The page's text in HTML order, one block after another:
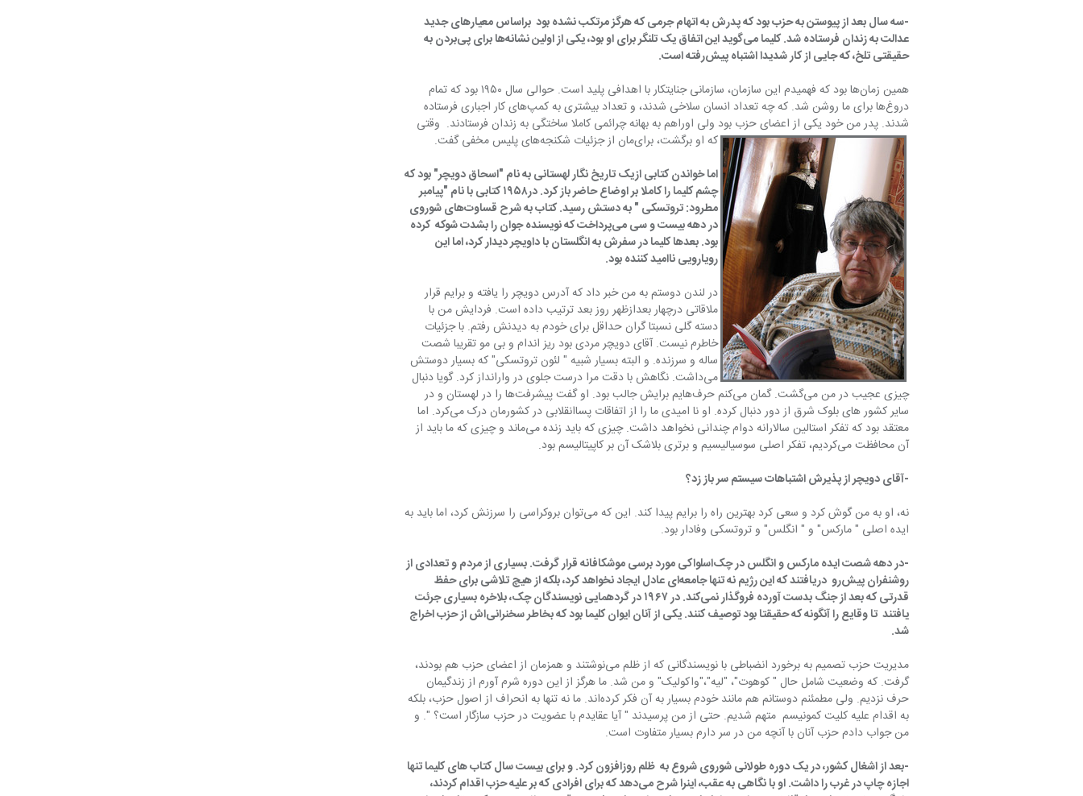
-سه سال بعد از پیوستن به حزب بود که پدرش به اتهام جرمی که هرگز مرتکب نشده بود  براساس معیارهای جدید
عدالت به زندان فرستاده شد. کلیما می‌گوید این اتفاق یک تلنگر برای او بود، یکی از اولین نشانه‌ها برای پی‌بردن به
حقیقتی تلخ، که جایی از کار شدیدا اشتباه پیش‌رفته است.
همین زمان‌ها بود که فهمیدم این سازمان، سازمانی جنایتکار با اهدافی پلید است. حوالی سال ۱۹۵۰ بود که تمام
دروغ‌ها برای ما روشن شد. که چه تعداد انسان‌ سلاخی شدند، و تعداد بیشتری به کمپ‌های کار اجباری فرستاده
شدند. پدر من خود یکی از اعضای حزب بود ولی اوراهم به بهانه چرائمی کاملا ساختگی به زندان فرستادند.  وقتی
که او برگشت، برای‌مان از جزئیات شکنجه‌های پلیس مخفی گفت.
اما خواندن کتابی ازیک تاریخ نگار لهستانی به نام "اسحاق دویچر" بود که
چشم کلیما را کاملا بر اوضاع حاضر باز کرد. در۱۹۵۸ کتابی با نام "پیامبر
مطرود: تروتسکی " به دستش رسید. کتاب به شرح قساوت‌های شوروی
در دهه بیست و سی می‌پرداخت که نویسنده جوان را بشدت شوکه  کرده
بود. بعد‌ها کلیما در سفرش به انگلستان با داویچر دیدار کرد، اما این
رویارویی ناامید کننده بود.
در لندن دوستم به من خبر داد که آدرس دویچر را یافته و برایم قرار
ملاقاتی درچهار بعدازظهر روز بعد ترتیب داده است. فردایش من با
دسته گلی نسبتا گران حداقل برای خودم به دیدنش رفتم. با جزئیات
خاطرم نیست. آقای دویچر مردی بود ریز اندام و بی مو تقریبا شصت
ساله و سرزنده. و البته بسیار شبیه " لئون تروتسکی" که بسیار دوستش
می‌داشت. نگاهش با دقت مرا درست جلوی در وارانداز کرد. گویا دنبال
چیزی عجیب در من می‌گشت. گمان می‌کنم حرف‌هایم برایش جالب بود. او گفت پیشرفت‌ها را در لهستان و در
سایر کشور های بلوک شرق از دور دنبال کرده. او نا امیدی ما را از اتفاقات پسا‌انقلابی در کشورمان درک می‌کرد. اما
معتقد بود که تفکر استالین سالارانه دوام چندانی نخواهد داشت. چیزی که باید زنده می‌ماند و چیزی که ما باید از
آن محافظت می‌کردیم، تفکر اصلی سوسیالیسیم و برتری بلاشک آن بر کاپیتالیسم بود.
-آقای دویچر از پذیرش اشتباهات سیستم سر باز زد؟
نه، او به من گوش کرد و سعی کرد بهترین راه را برایم پیدا کند. این که می‌توان بروکراسی را سرزنش کرد، اما باید به
ایده اصلی " مارکس" و " انگلس" و تروتسکی وفادار بود.
-در دهه شصت ایده مارکس و انگلس در چک‌اسلواکی مورد برسی موشکافانه قرار گرفت. بسیاری از مردم و تعدادی از
روشنفران پیش‌رو  دریافتند که این رژیم نه تنها جامعه‌ای عادل ایجاد نخواهد کرد، بلکه از هیچ تلاشی برای حفظ
قدرتی که بعد از جنگ بدست آورده فروگذار نمی‌کند. در ۱۹۶۷ در گردهمایی نویسندگان چک، بلاخره بسیاری جرئت
یافتند  تا وقایع را آنگونه که حقیقتا بود توصیف کنند. یکی از آنان ایوان کلیما بود که بخاطر سخنرانی‌اش از حزب اخراج
شد.
مدیریت حزب تصمیم به برخورد انضباطی با نویسندگانی که از ظلم می‌نوشتند و همزمان از اعضای حزب هم بودند،
گرفت. که وضعیت شامل حال " کوهوت"، "لیه"،"واکولیک" و من شد. ما هرگز از این دوره شرم آورم از زندگیمان
حرف نزدیم. ولی مطمئنم دوستانم هم مانند خودم بسیار به آن فکر کرده‌اند. ما نه تنها به انحراف از اصول حزب، بلکه
به اقدام علیه کلیت کمونیسم  متهم شدیم. حتی از من پرسیدند " آیا عقایدم با عضویت در حزب سازگار است؟ ". و
من جواب دادم حزب آنان با آنچه من در سر دارم بسیار متفاوت است.
-بعد از اشغال کشور، در یک دوره طولانی شوروی شروع به  ظلم روزافزون کرد. و برای بیست سال کتاب های کلیما تنها
اجازه چاپ در غرب را داشت. او با نگاهی به عقب، اینرا شرح می‌دهد که برای افرادی که بر علیه حزب اقدام کردند،